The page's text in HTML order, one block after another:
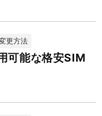
更方法
可能な格安SIM